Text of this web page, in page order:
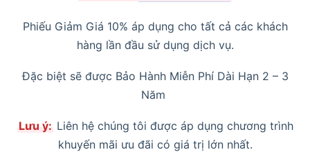
Phiếu Giảm Giá 10% áp dụng cho tất cả các khách
hàng lần đầu sử dụng dịch vụ.
Đặc biệt sẽ được Bảo Hành Miễn Phí Dài Hạn 2 – 3
Năm
Lưu ý: Liên hệ chúng tôi được áp dụng chương trình
khuyến mãi ưu đãi có giá trị lớn nhất.